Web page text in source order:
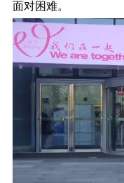
面对困难。